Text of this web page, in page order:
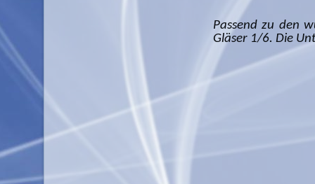
Passend zu den
Gläser 1/6. Die